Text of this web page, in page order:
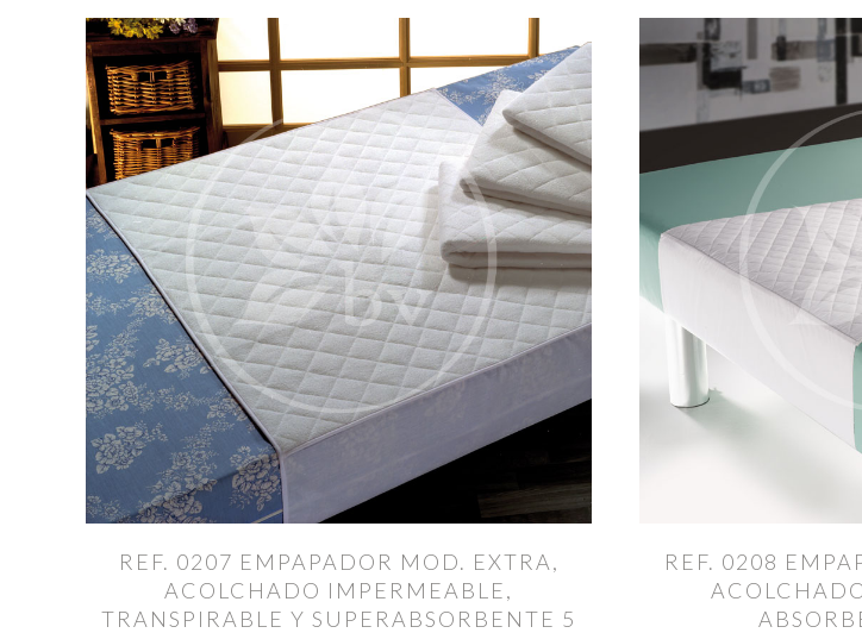
REF. 0207 EMPAPADOR MOD. EXTRA,
ACOLCHADO IMPERMEABLE,
TRANSPIRABLE Y SUPERABSORBENTE 5
REF. 0208